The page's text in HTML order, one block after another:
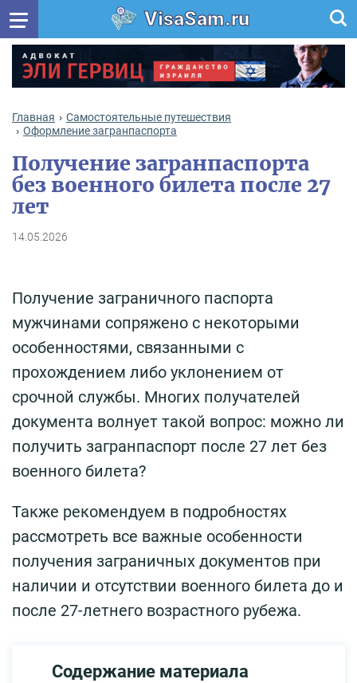
VisaSam.ru
Главная
Самостоятельные путешествия
Оформление загранпаспорта
Получение загранпаспорта
без военного билета после 27
лет
14.05.2026
Получение заграничного паспорта
мужчинами сопряжено с некоторыми
особенностями, связанными с
прохождением либо уклонением от
срочной службы. Многих получателей
документа волнует такой вопрос: можно ли
получить загранпаспорт после 27 лет без
военного билета?
Также рекомендуем в подробностях
рассмотреть все важные особенности
получения заграничных документов при
наличии и отсутствии военного билета до и
после 27-летнего возрастного рубежа.
Содержание материала